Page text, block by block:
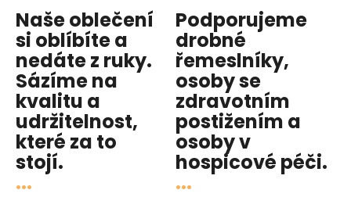
Naše oblečení
si oblíbíte a
nedáte z ruky.
Sázíme na
kvalitu a
udržitelnost,
které za to
stojí.
...
Podporujeme
drobné
řemeslníky,
osoby se
zdravotním
postižením a
osoby v
hospicové péči.
...